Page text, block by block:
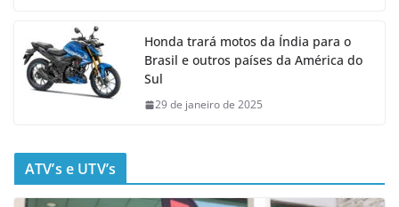
Honda trará motos da Índia para o
Brasil e outros países da América do
Sul
29 de janeiro de 2025
ATV’s e UTV’s